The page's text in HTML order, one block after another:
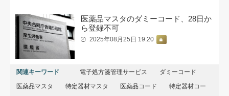
医薬品マスタのダミーコード、28日か
ら登録不可
2025年08月25日 19:20
関連キーワード 電子処方箋管理サービス
ダミーコード
医薬品マスタ
特定器材マスタ 医薬品コード
特定器材コー